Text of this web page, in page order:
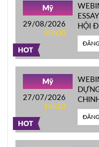
HOT
Mỹ
29/08/2026
10h00
HỘI
ĐẦU
HOT
Mỹ
27/07/2026
16h10